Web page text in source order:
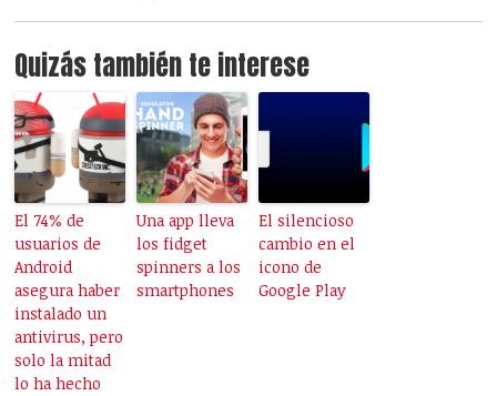
Quizás también te interese
El 74% de
usuarios de
Android
asegura haber
instalado un
antivirus, pero
solo la mitad
lo ha hecho
Una app lleva
los fidget
spinners a los
smartphones
El silencioso
cambio en el
icono de
Google Play